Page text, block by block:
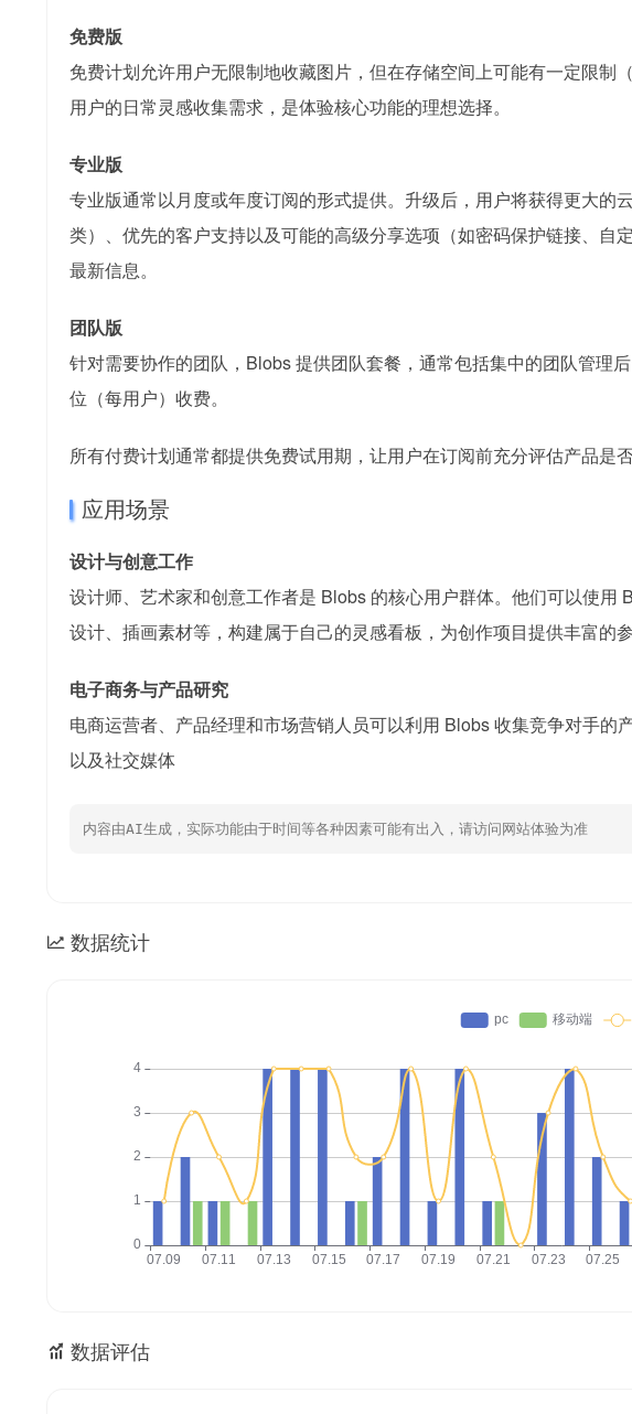
免费版
免费计划允许用户无限制地收藏图片，但在存储空间上可能有一定限制
用户的日常灵感收集需求，是体验核心功能的理想选择。
专业版
专业版通常以月度或年度订阅的形式提供。升级后，用户将获得更大的
类）、优先的客户支持以及可能的高级分享选项（如密码保护链接、自
最新信息。
团队版
针对需要协作的团队，Blobs 提供团队套餐，通常包括集中的团队管理
位（每用户）收费。
所有付费计划通常都提供免费试用期，让用户在订阅前充分评估产品是否
应用场景
设计与创意工作
设计师、艺术家和创意工作者是 Blobs 的核心用户群体。他们可以使
设计、插画素材等，构建属于自己的灵感看板，为创作项目提供丰富的参
电子商务与产品研究
电商运营者、产品经理和市场营销人员可以利用 Blobs 收集竞争对手
以及社交媒体
内容由AI生成，实际功能由于时间等各种因素可能有出入，请访问网站体验为准
数据统计
数据评估